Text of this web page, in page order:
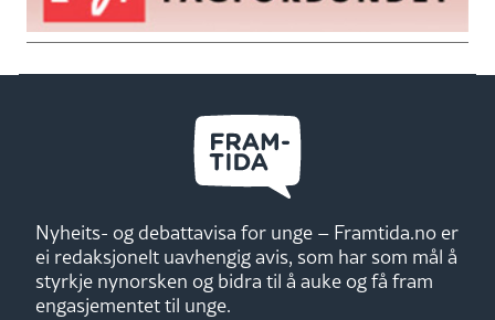
Nyheits- og debattavisa for unge – Framtida.no er
ei redaksjonelt uavhengig avis, som har som mål å
styrkje nynorsken og bidra til å auke og få fram
engasjementet til unge.